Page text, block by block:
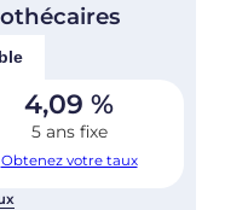
4,09 %
5 ans fixe
Obtenez votre taux